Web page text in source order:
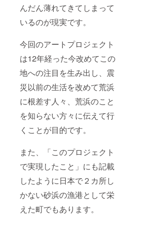
んだん薄れてきてしまって
いるのが現実です。
今回のアートプロジェクト
は12年経った今改めてこの
地への注目を生み出し、震
災以前の生活を改めて荒浜
に根差す人々、荒浜のこと
を知らない方々に伝えて行
くことが目的です。
また、「このプロジェクト
で実現したこと」にも記載
したように日本で２カ所し
かない砂浜の漁港として栄
えた町でもあります。